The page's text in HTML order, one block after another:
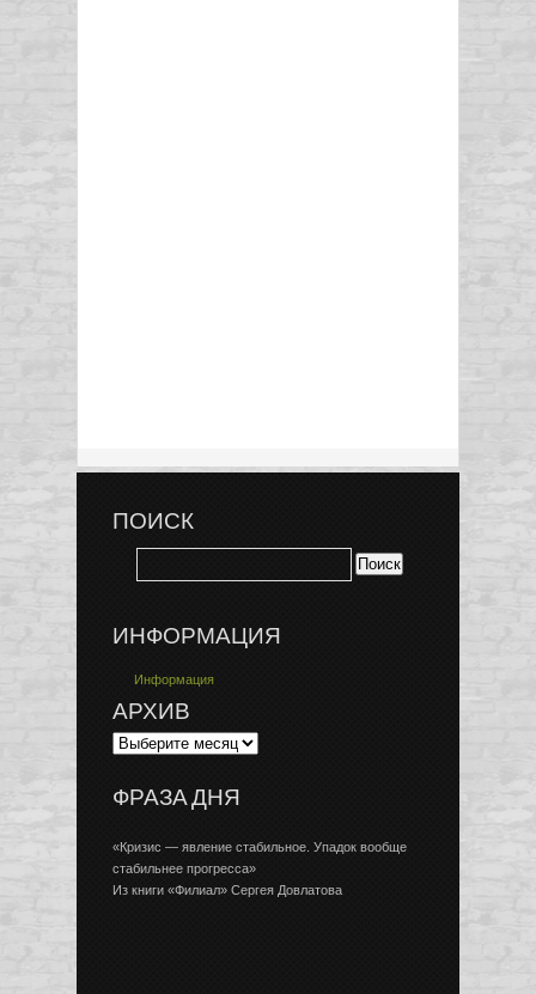
ПОИСК
ИНФОРМАЦИЯ
Информация
АРХИВ
ФРАЗА ДНЯ
«Кризис — явление стабильное. Упадок вообще
стабильнее прогресса»
Из книги «Филиал» Сергея Довлатова